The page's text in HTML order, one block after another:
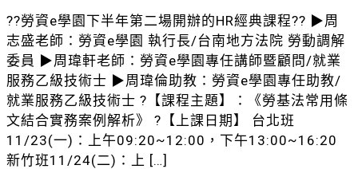
??勞資e學園下半年第二場開辦的HR經典課程?? ▶周
志盛老師：勞資e學園 執行長/台南地方法院 勞動調解
委員 ▶周瑋軒老師：勞資e學園專任講師暨顧問/就業
服務乙級技術士 ▶周瑋倫助教：勞資e學園專任助教/
就業服務乙級技術士 ?【課程主題】：《勞基法常用條
文結合實務案例解析》 ?【上課日期】 台北班
11/23(一)：上午09:20~12:00，下午13:00~16:20
新竹班11/24(二)：上 […]